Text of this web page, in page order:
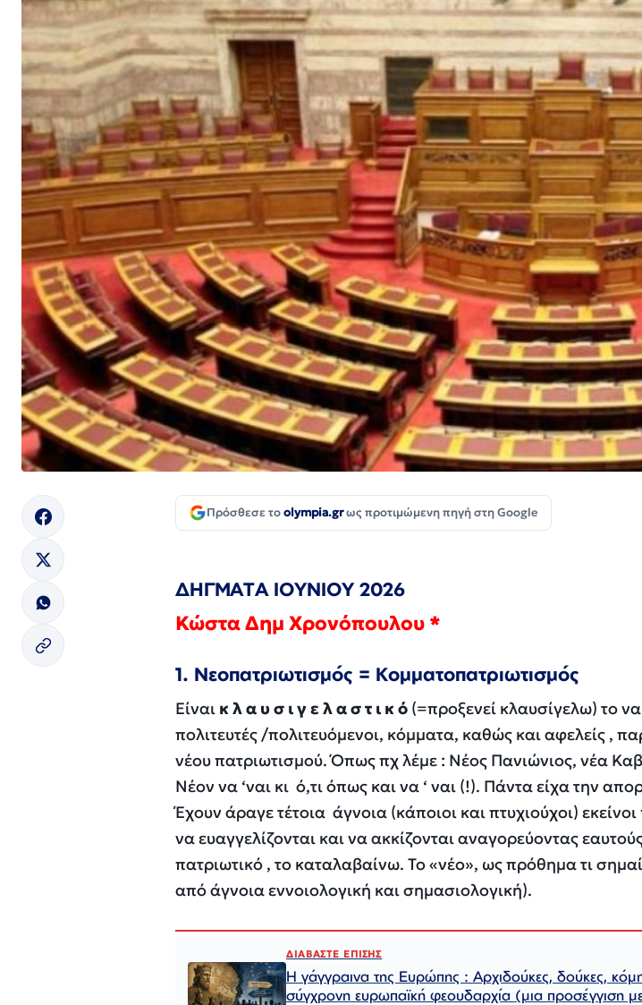
Πρόσθεσε τοolympia.grως προτιμώμενη πηγή στη Google
ΔΗΓΜΑΤΑ ΙΟΥΝΙΟΥ 2026
Κώστα Δημ Χρονόπουλου *
1. Νεοπατριωτισμός = Κομματοπατριωτισμός
Είναι κλα υσ ιγε λαστ ι κό (=προξενεί κλαυσίγελω) το
πολιτευτές /πολιτευόμενοι, κόμματα, καθώς και αφελείς ,
νέου πατριωτισμού. Όπως πχ λέμε : Νέος Πανιώνιος, νέα
Νέον να ‘ναι κι ό,τι όπως και να ‘ ναι (!). Πάντα είχα την
Έχουν άραγε τέτοια άγνοια (κάποιοι και πτυχιούχοι)
να ευαγγελίζονται και να ακκίζονται αναγορεύοντας
πατριωτικό , το καταλαβαίνω. Το «νέο», ως πρόθημα τι
από άγνοια εννοιολογική και σημασιολογική).
ΔΙΑΒΑΣΤΕ ΕΠΙΣΗΣ
Η γάγγραινα της Ευρώπης : Αρχιδούκες, δούκες,
σύγχρονη ευρωπαϊκή φεουδαρχία (μια προσέγγιση